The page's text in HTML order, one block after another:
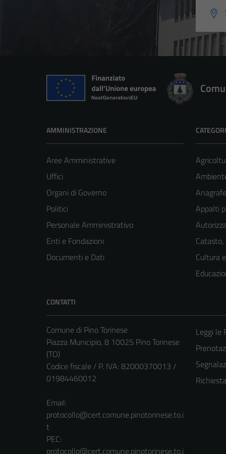
AMMINISTRAZIONE
Aree Amministrative
Uffici
Organi di Governo
Politici
Personale Amministrativo
Enti e Fondazioni
Documenti e Dati
Appalti
Cultura
CONTATTI
Comune di Pino Torinese
Piazza Municipio, 8 10025 Pino Torinese
(TO)
Codice fiscale / P. IVA: 82000370013 /
01984460012
Email:
protocollo@cert.comune.pinotorinese.to.i
t
PEC:
protocollo@cert.comune.pinotorinese.to.i
Leggi le